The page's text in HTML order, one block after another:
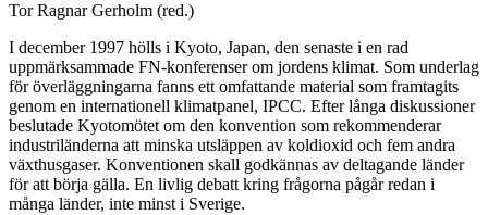
Tor Ragnar Gerholm (red.)
I december 1997 hölls i Kyoto, Japan, den senaste i en rad
uppmärksammade FN-konferenser om jordens klimat. Som underlag
för överläggningarna fanns ett omfattande material som framtagits
genom en internationell klimatpanel, IPCC. Efter långa diskussioner
beslutade Kyotomötet om den konvention som rekommenderar
industriländerna att minska utsläppen av koldioxid och fem andra
växthusgaser. Konventionen skall godkännas av deltagande länder
för att börja gälla. En livlig debatt kring frågorna pågår redan i
många länder, inte minst i Sverige.